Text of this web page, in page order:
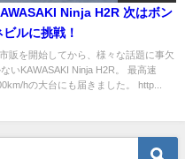
Ninja H2R 次はボン
ビルに挑戦！
販を開始してから、様々な話題に事欠
いKAWASAKI Ninja H2R。 最高速
hの大台にも届きました。 http...